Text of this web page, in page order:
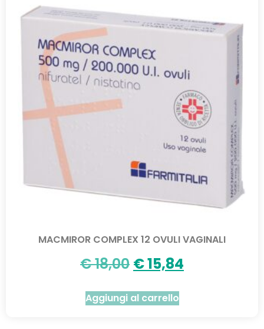
MACMIROR COMPLEX 12 OVULI VAGINALI
€18,00 €15,84
Aggiungi al carrello